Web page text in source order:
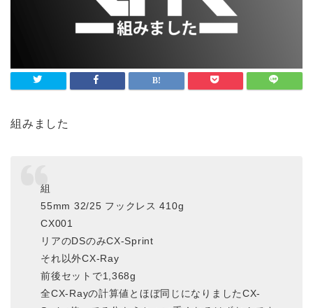
組みました
組
55mm 32/25 フックレス 410g
CX001
リアのDSのみCX-Sprint
それ以外CX-Ray
前後セットで1,368g
全CX-Rayの計算値とほぼ同じになりましたCX-